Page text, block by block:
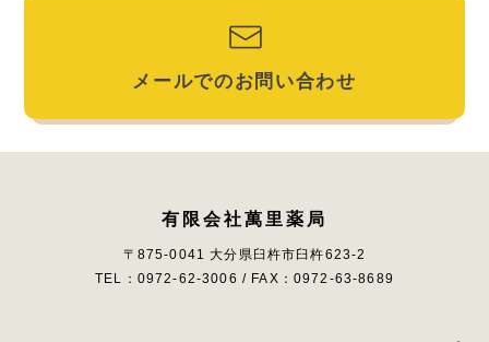
メールでのお問い合わせ
有限会社萬里薬局
〒875-0041 大分県臼杵市臼杵623-2
TEL：0972-62-3006 / FAX：0972-63-8689